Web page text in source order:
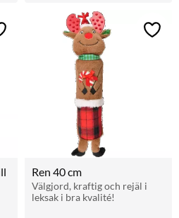
till i favoriter
Ren 40 cm
Välgjord, kraftig och rejäl i
leksak i bra kvalité!
Lägg